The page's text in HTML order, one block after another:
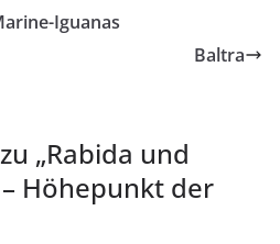
Iguanas
Baltra
„Rabida und
Höhepunkt der